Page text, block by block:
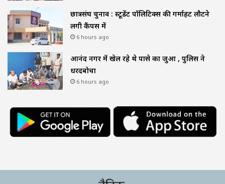
छात्रसंघ चुनाव : स्टूडेंट पॉलिटिक्स की गर्माहट लौटने
लगी कैंपस में
6 hours ago
आनंद नगर में खेल रहे थे पासे का जुआ , पुलिस ने
धरदबोचा
6 hours ago